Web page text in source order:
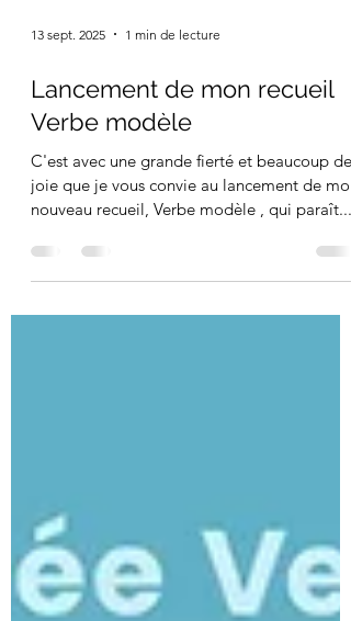
13 sept. 2025 1 min de lecture
Verbe modèle
C'est avec une grande fierté et beaucoup de
nouveau recueil, Verbe modèle , qui paraît...